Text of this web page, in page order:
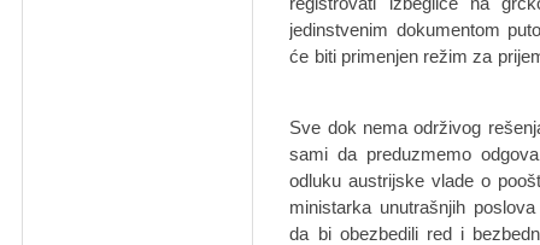
jedinstvenim dokumentom
će biti primenjen režim za
„Sve dok nema održivog
sami da preduzmemo
odluku austrijske vlade o
ministarka unutrašnjih
da bi obezbedili red i